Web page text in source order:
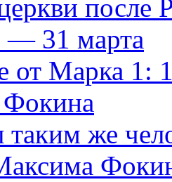
— 31 марта
от Марка 1:
же